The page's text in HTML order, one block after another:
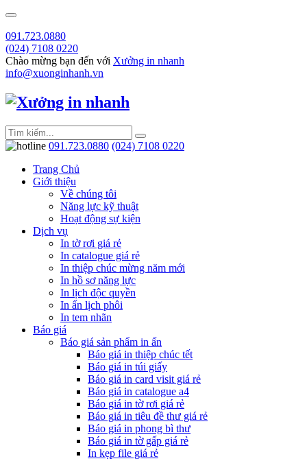
091.723.0880
(024) 7108 0220
Chào mừng bạn đến với Xưởng in nhanh
info@xuonginhanh.vn
091.723.0880 (024) 7108 0220
Trang Chủ
Giới thiệu
Về chúng tôi
Năng lực kỹ thuật
Hoạt động sự kiện
Dịch vụ
In tờ rơi giá rẻ
In catalogue giá rẻ
In thiệp chúc mừng năm mới
In hồ sơ năng lực
In lịch độc quyền
In ấn lịch phôi
In tem nhãn
Báo giá
Báo giá sản phẩm in ấn
Báo giá in thiệp chúc tết
Báo giá in túi giấy
Báo giá in card visit giá rẻ
Báo giá in catalogue a4
Báo giá in tờ rơi giá rẻ
Báo giá in tiêu đề thư giá rẻ
Báo giá in phong bì thư
Báo giá in tờ gấp giá rẻ
In kẹp file giá rẻ